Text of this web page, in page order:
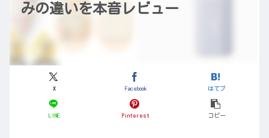
みの違いを本音レビュー
X Facebook はてブ
LINE Pinterest コピー